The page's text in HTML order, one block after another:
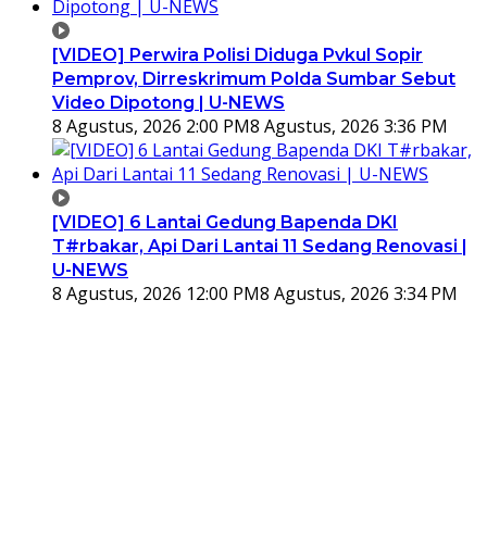
[VIDEO] Perwira Polisi Diduga Pvkul Sopir
Pemprov, Dirreskrimum Polda Sumbar Sebut
Video Dipotong | U-NEWS
8 Agustus, 2026 2:00 PM8 Agustus, 2026 3:36 PM
[VIDEO] 6 Lantai Gedung Bapenda DKI
T#rbakar, Api Dari Lantai 11 Sedang Renovasi |
U-NEWS
8 Agustus, 2026 12:00 PM8 Agustus, 2026 3:34 PM